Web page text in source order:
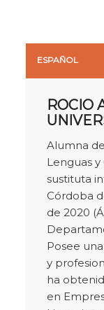
ESPAÑOL
ROCIO
Alumna
Lenguas y
sustituta
Córdoba
de 2020
Posee
y
ha
en